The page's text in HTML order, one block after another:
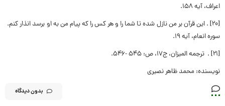
اعراف، آیه ۱۵۸.
[۲۰] . این قرآن بر من نازل شده تا شما را و هر کس را که پیام من به او برسد انذار کنم.
سوره انعام، آیه ۱۹.
[۲۱] . ترجمه المیزان، ج‏۱۷، ص: ۵۴۵ -۵۴۶.
نویسنده: محمد ظاهر نصیری
بدون دیدگاه